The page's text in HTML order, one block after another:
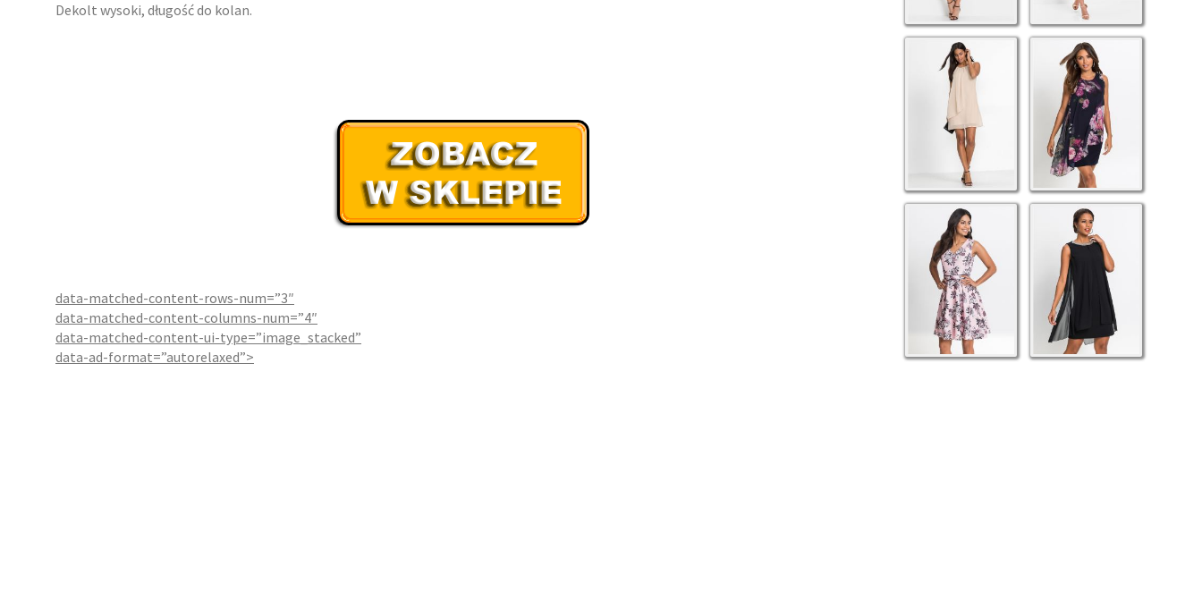
Dekolt wysoki, długość do kolan.
data-matched-content-rows-num=”3″
data-matched-content-columns-num=”4″
data-matched-content-ui-type=”image_stacked”
data-ad-format=”autorelaxed”>